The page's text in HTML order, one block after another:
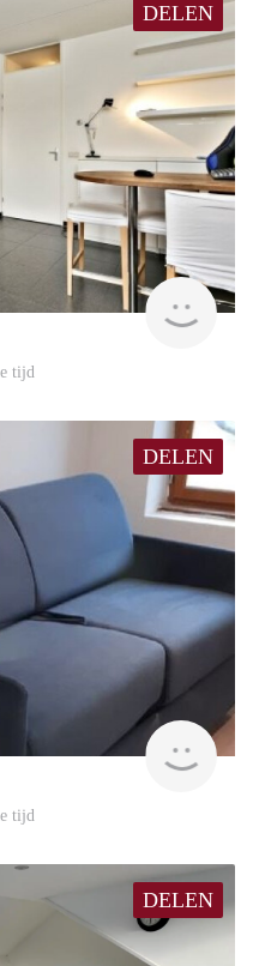
DELEN
tijd
DELEN
tijd
DELEN